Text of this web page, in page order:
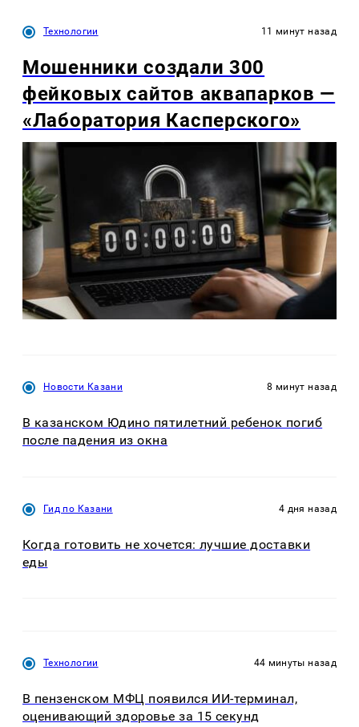
Технологии 11 минут назад
Мошенники создали 300
фейковых сайтов аквапарков —
«Лаборатория Касперского»
Новости Казани 8 минут назад
В казанском Юдино пятилетний ребенок погиб
после падения из окна
Гид по Казани 4 дня назад
Когда готовить не хочется: лучшие доставки
еды
Технологии 44 минуты назад
В пензенском МФЦ появился ИИ-терминал,
оценивающий здоровье за 15 секунд